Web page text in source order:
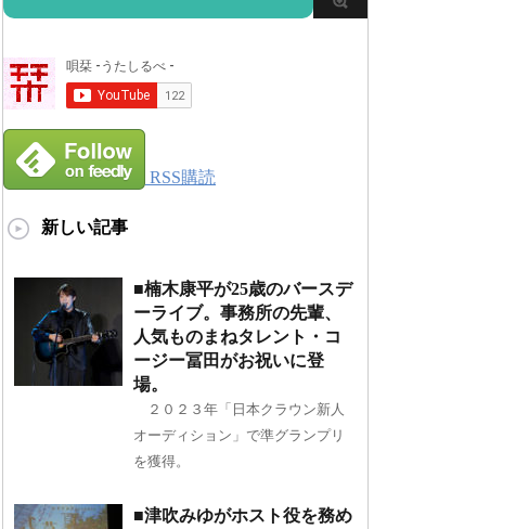
RSS購読
新しい記事
■楠木康平が25歳のバースデ
ーライブ。事務所の先輩、
人気ものまねタレント・コ
ージー冨田がお祝いに登
場。
２０２３年「日本クラウン新人
オーディション」で準グランプリ
を獲得。
■津吹みゆがホスト役を務め